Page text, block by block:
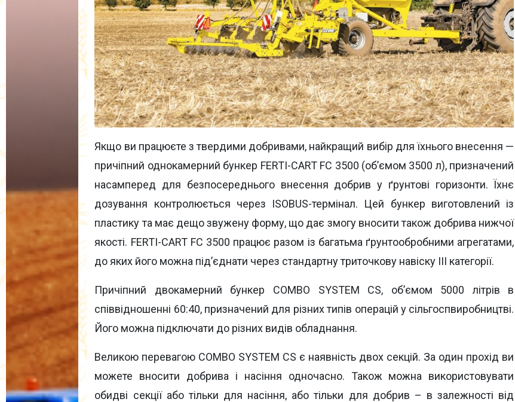
Якщо ви працюєте з твердими добривами, найкращий вибір для їхнього внесення —
причіпний однокамерний бункер FERTI-CART FC 3500 (об’ємом 3500 л), призначений
насамперед для безпосереднього внесення добрив у ґрунтові горизонти. Їхнє
дозування контролюється через ISOBUS-термінал. Цей бункер виготовлений із
пластику та має дещо звужену форму, що дає змогу вносити також добрива нижчої
якості. FERTI-CART FC 3500 працює разом із багатьма ґрунтообробними агрегатами,
до яких його можна під’єднати через стандартну триточкову навіску III категорії.
Причіпний двокамерний бункер COMBO SYSTEM CS, об’ємом 5000 літрів в
співвідношенні 60:40, призначений для різних типів операцій у сільгоспвиробництві.
Його можна підключати до різних видів обладнання.
Великою перевагою COMBO SYSTEM CS є наявність двох секцій. За один прохід ви
можете вносити добрива і насіння одночасно. Також можна використовувати
обидві секції або тільки для насіння, або тільки для добрив – в залежності від